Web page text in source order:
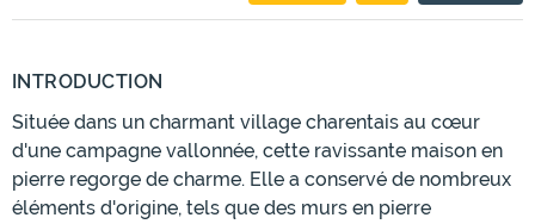
INTRODUCTION
Située dans un charmant village charentais au cœur
d'une campagne vallonnée, cette ravissante maison en
pierre regorge de charme. Elle a conservé de nombreux
éléments d'origine, tels que des murs en pierre